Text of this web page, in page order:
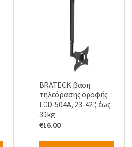
BRATECK βάση
τηλεόρασης οροφής
LCD-504A, 23-42", έως
30kg
€16.00